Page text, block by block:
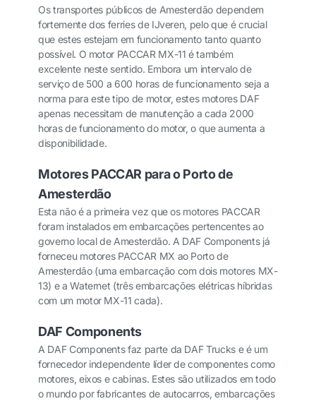
Os transportes públicos de Amesterdão dependem
fortemente dos ferries de IJveren, pelo que é crucial
que estes estejam em funcionamento tanto quanto
possível. O motor PACCAR MX-11 é também
excelente neste sentido. Embora um intervalo de
serviço de 500 a 600 horas de funcionamento seja a
norma para este tipo de motor, estes motores DAF
apenas necessitam de manutenção a cada 2000
horas de funcionamento do motor, o que aumenta a
disponibilidade.
Motores PACCAR para o Porto de
Amesterdão
Esta não é a primeira vez que os motores PACCAR
foram instalados em embarcações pertencentes ao
governo local de Amesterdão. A DAF Components já
forneceu motores PACCAR MX ao Porto de
Amesterdão (uma embarcação com dois motores MX-
13) e a Waternet (três embarcações elétricas híbridas
com um motor MX-11 cada).
DAF Components
A DAF Components faz parte da DAF Trucks e é um
fornecedor independente líder de componentes como
motores, eixos e cabinas. Estes são utilizados em todo
o mundo por fabricantes de autocarros, embarcações